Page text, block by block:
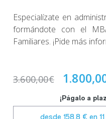
Especialízate en
formándote con el
Familiares. ¡Pide más
3.600,00€